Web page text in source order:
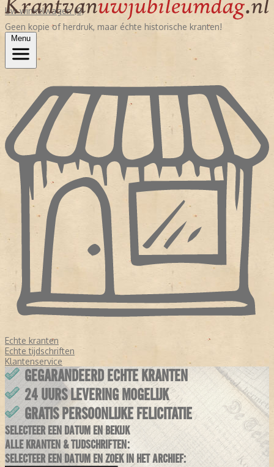
Uw winkelwagen (0)
Geen kopie of herdruk, maar échte historische kranten!
Menu
Echte kranten
Echte tijdschriften
Klantenservice
GEGARANDEERD ECHTE KRANTEN
24 UURS LEVERING MOGELIJK
GRATIS PERSOONLIJKE FELICITATIE
SELECTEER EEN DATUM EN BEKIJK
ALLE KRANTEN & TIJDSCHRIFTEN:
SELECTEER EEN DATUM EN ZOEK IN HET ARCHIEF: